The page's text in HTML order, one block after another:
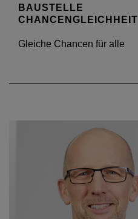
BAUSTELLE
CHANCENGLEICHHEIT
Gleiche Chancen für alle